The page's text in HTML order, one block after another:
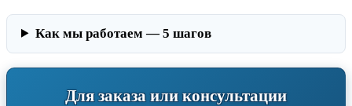
Как мы работаем — 5 шагов
Для заказа или консультации